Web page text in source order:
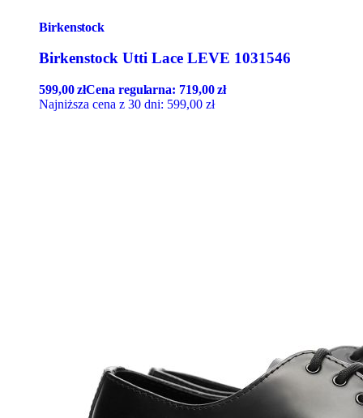
Birkenstock
Birkenstock Utti Lace LEVE 1031546
599,00złCena regularna: 719,00zł
Najniższa cena z 30 dni: 599,00 zł